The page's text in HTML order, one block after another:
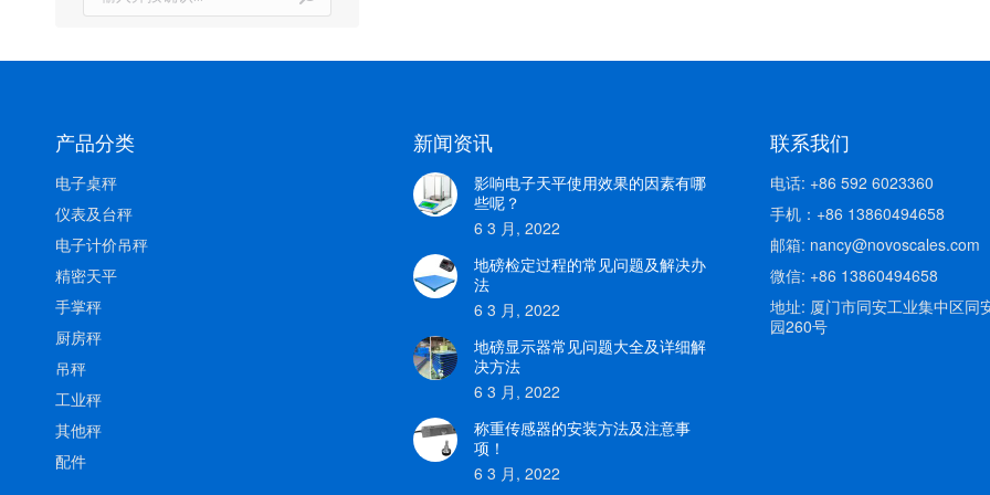
产品分类
电子桌秤
仪表及台秤
电子计价吊秤
精密天平
手掌秤
厨房秤
吊秤
工业秤
其他秤
配件
新闻资讯
影响电子天平使用效果的因素有哪
些呢？
6 3 月, 2022
地磅检定过程的常见问题及解决办
法
6 3 月, 2022
地磅显示器常见问题大全及详细解
决方法
6 3 月, 2022
称重传感器的安装方法及注意事
项！
6 3 月, 2022
联系我们
电话: +86 592 6023360
手机：+86 13860494658
邮箱: nancy@novoscales.com
微信: +86 13860494658
地址: 厦门市同安工业集中区同
园260号